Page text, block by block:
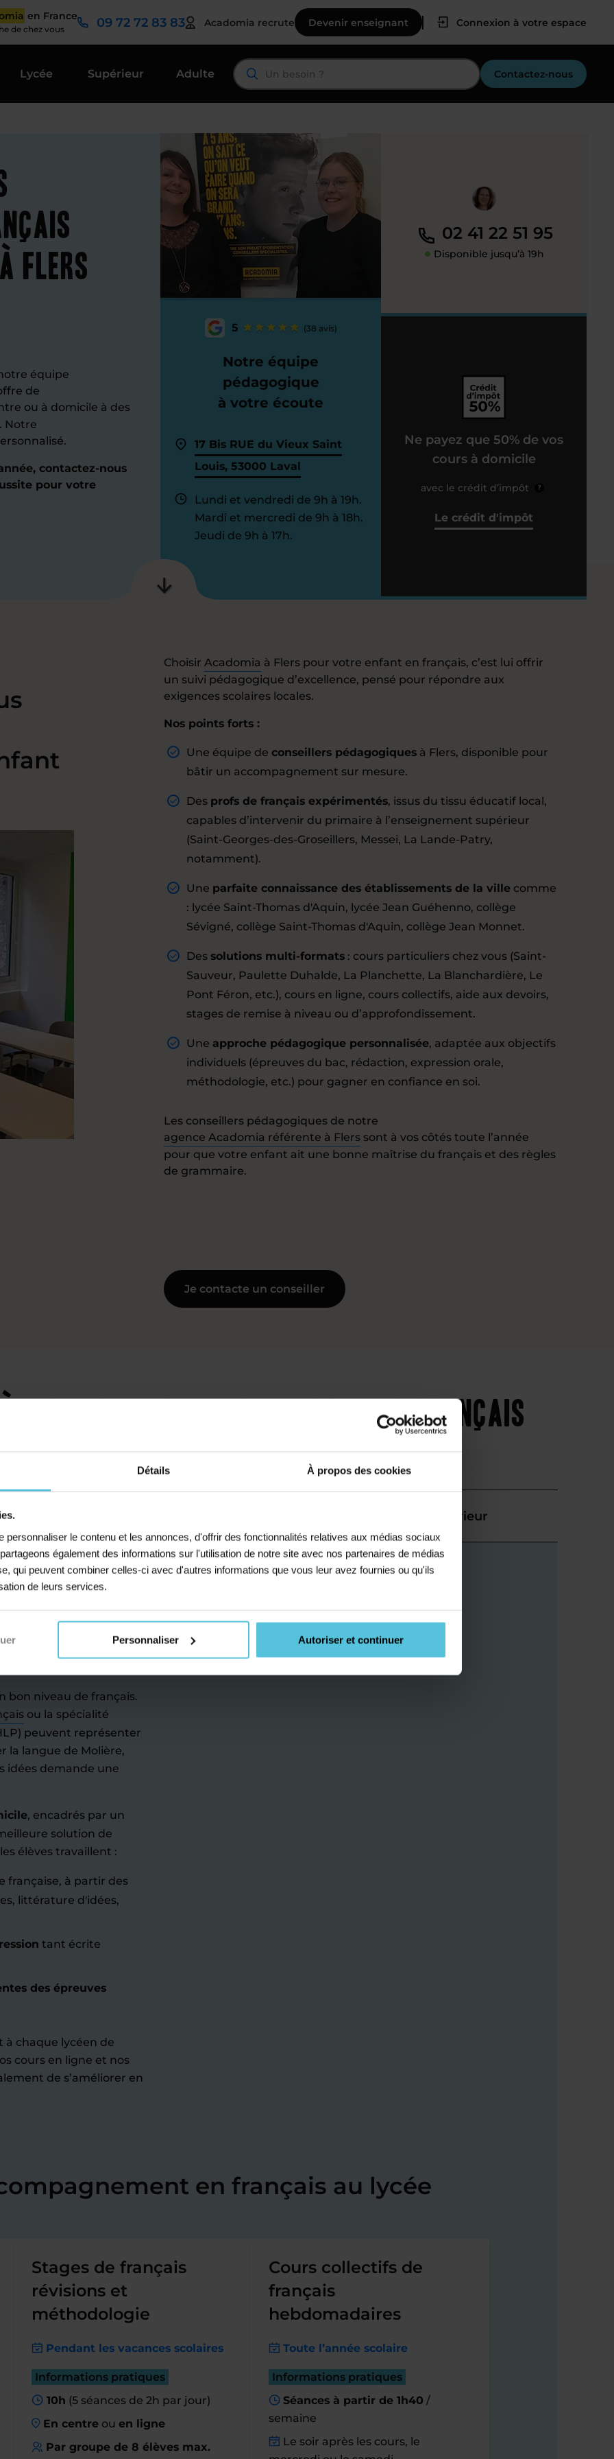
Détails À propos des cookies
personnaliser le contenu et les annonces, d'offrir des fonctionnalités relatives aux médias sociaux
également des informations sur l'utilisation de notre site avec nos partenaires de médias
qui peuvent combiner celles-ci avec d'autres informations que vous leur avez fournies ou qu'ils
de leurs services.
Personnaliser Autoriser et continuer
en France
de chez vous 09 72 72 83 83 Acadomia recrute Devenir enseignant Connexion à votre espace
Lycée Supérieur Adulte Contactez-nous
Flers
équipe
de
ou à domicile à des
Notre
contactez-nous
pour votre
5 (38 avis)
Notre équipe
pédagogique
à votre écoute
17 Bis RUE du Vieux Saint
Louis, 53000 Laval
Lundi et vendredi de 9h à 19h.
Mardi et mercredi de 9h à 18h.
Jeudi de 9h à 17h.
02 41 22 51 95
Disponible jusqu’à 19h
Ne payez que 50% de vos
cours à domicile
avec le crédit d’impôt ?
Le crédit d'impôt
Choisir Acadomia à Flers pour votre enfant en français, c’est lui offrir
un suivi pédagogique d’excellence, pensé pour répondre aux
exigences scolaires locales.
Nos points forts :
Une équipe de conseillers pédagogiques à Flers, disponible pour
bâtir un accompagnement sur mesure.
Des profs de français expérimentés, issus du tissu éducatif local,
capables d’intervenir du primaire à l’enseignement supérieur
(Saint-Georges-des-Groseillers, Messei, La Lande-Patry,
notamment).
Une parfaite connaissance des établissements de la ville comme
: lycée Saint-Thomas d'Aquin, lycée Jean Guéhenno, collège
Sévigné, collège Saint-Thomas d'Aquin, collège Jean Monnet.
Des solutions multi-formats : cours particuliers chez vous (Saint-
Sauveur, Paulette Duhalde, La Planchette, La Blanchardière, Le
Pont Féron, etc.), cours en ligne, cours collectifs, aide aux devoirs,
stages de remise à niveau ou d’approfondissement.
Une approche pédagogique personnalisée, adaptée aux objectifs
individuels (épreuves du bac, rédaction, expression orale,
méthodologie, etc.) pour gagner en confiance en soi.
Les conseillers pédagogiques de notre
agence Acadomia référente à Flers sont à vos côtés toute l’année
pour que votre enfant ait une bonne maîtrise du français et des règles
de grammaire.
Je contacte un conseiller
Flers pour tous les niveaux de français
Supérieur
son
au bac
bon niveau de français.
ou la spécialité
peuvent représenter
la langue de Molière,
idées demande une
, encadrés par un
solution de
élèves travaillent :
française, à partir des
littérature d'idées,
tant écrite
des épreuves
chaque lycéen de
cours en ligne et nos
de s’améliorer en
en français au lycée
Stages de français
révisions et
méthodologie
Pendant les vacances scolaires
Informations pratiques
10h (5 séances de 2h par jour)
En centreou en ligne
Par groupe de 8 élèves max.
Cours collectifs de
français
hebdomadaires
Toute l’année scolaire
Informations pratiques
Séances à partir de 1h40 /
semaine
Le soir après les cours, le